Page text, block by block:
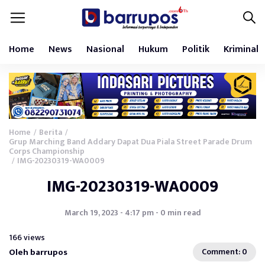
Home News Nasional Hukum Politik Kriminal
Home / Berita /
Grup Marching Band Addary Dapat Dua Piala Street Parade Drum
Corps Championship
/ IMG-20230319-WA0009
IMG-20230319-WA0009
March 19, 2023 - 4:17 pm - 0 min read
166 views
Oleh barrupos Comment: 0